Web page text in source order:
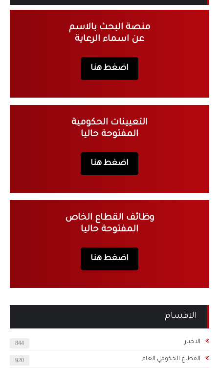
منصة البحث بالاسم
عن اسماء الرعاية
اضغط هنا
التعيينات الحكومية
المفتوحة حاليا
اضغط هنا
وظائف القطاع الخاص
المفتوحة حاليا
اضغط هنا
الاقسام
الاخبار 844
القطاع الحكومي العام 920